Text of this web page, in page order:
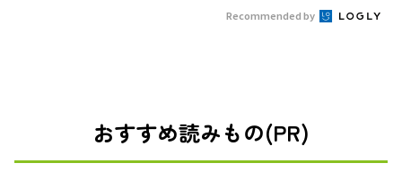
Recommended by
おすすめ読みもの(PR)